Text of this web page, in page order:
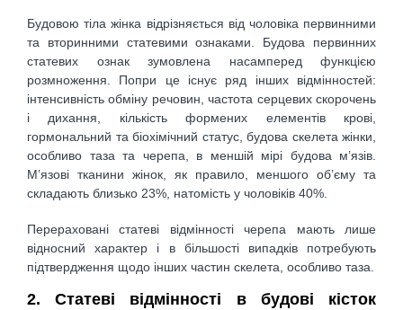
Будовою тіла жінка відрізняється від чоловіка первинними
та вторинними статевими ознаками. Будова первинних
статевих ознак зумовлена насамперед функцією
розмноження. Попри це існує ряд інших відмінностей:
інтенсивність обміну речовин, частота серцевих скорочень
і дихання, кількість формених елементів крові,
гормональний та біохімічний статус, будова скелета жінки,
особливо таза та черепа, в меншій мірі будова м’язів.
М’язові тканини жінок, як правило, меншого об’єму та
складають близько 23%, натомість у чоловіків 40%.
Перераховані статеві відмінності черепа мають лише
відносний характер і в більшості випадків потребують
підтвердження щодо інших частин скелета, особливо таза.
2. Статеві відмінності в будові кісток